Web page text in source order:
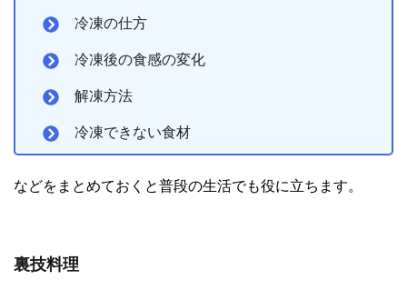
冷凍の仕方
冷凍後の食感の変化
解凍方法
冷凍できない食材
などをまとめておくと普段の生活でも役に立ちます。
裏技料理